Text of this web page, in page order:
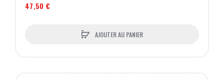
47,50 €
AJOUTER AU PANIER